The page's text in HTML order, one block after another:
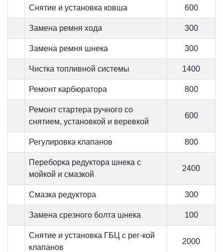
Снятие и установка ковша 600
Замена ремня хода 300
Замена ремня шнека 300
Чистка топливной системы 1400
Ремонт карбюратора 800
Ремонт стартера ручного со
снятием, установкой и веревкой
600
Регулировка клапанов 800
Переборка редуктора шнека с
мойкой и смазкой
2400
Смазка редуктора 300
Замена срезного болта шнека 100
Снятие и установка ГБЦ с рег-кой
клапанов
2000